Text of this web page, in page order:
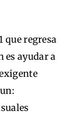
que regresa
es ayudar a